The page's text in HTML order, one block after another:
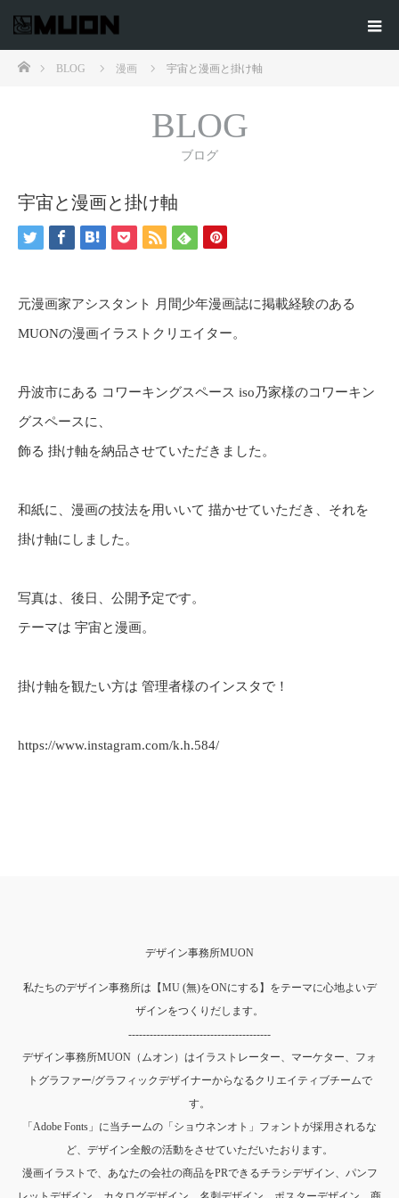
ホームBLOG 漫画 宇宙と漫画と掛け軸
BLOG
ブログ
宇宙と漫画と掛け軸
元漫画家アシスタント 月間少年漫画誌に掲載経験のある
MUONの漫画イラストクリエイター。
丹波市にある コワーキングスペース iso乃家様のコワーキン
グスペースに、
飾る 掛け軸を納品させていただきました。
和紙に、漫画の技法を用いいて 描かせていただき、それを
掛け軸にしました。
写真は、後日、公開予定です。
テーマは 宇宙と漫画。
掛け軸を観たい方は 管理者様のインスタで！
https://www.instagram.com/k.h.584/
デザイン事務所MUON
私たちのデザイン事務所は【MU (無)をONにする】をテーマに心地よいデ
ザインをつくりだします。
----------------------------------------
デザイン事務所MUON（ムオン）はイラストレーター、マーケター、フォ
トグラファー/グラフィックデザイナーからなるクリエイティブチームで
す。
「Adobe Fonts」に当チームの「ショウネンオト」フォントが採用されるな
ど、デザイン全般の活動をさせていただいたおります。
漫画イラストで、あなたの会社の商品をPRできるチラシデザイン、パンフ